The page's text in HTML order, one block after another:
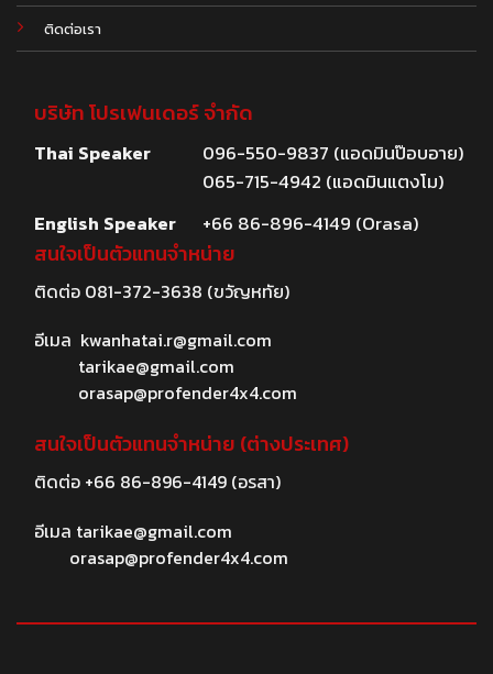
ติดต่อเรา
บริษัท โปรเฟนเดอร์ จำกัด
Thai Speaker
096-550-9837 (แอดมินป๊อบอาย)
065-715-4942 (แอดมินแตงโม)
English Speaker
+66 86-896-4149 (Orasa)
สนใจเป็นตัวแทนจำหน่าย
ติดต่อ 081-372-3638 (ขวัญหทัย)
อีเมล kwanhatai.r@gmail.com
tarikae@gmail.com
orasap@profender4x4.com
สนใจเป็นตัวแทนจำหน่าย (ต่างประเทศ)
ติดต่อ +66 86-896-4149(อรสา)
อีเมล tarikae@gmail.com
orasap@profender4x4.com